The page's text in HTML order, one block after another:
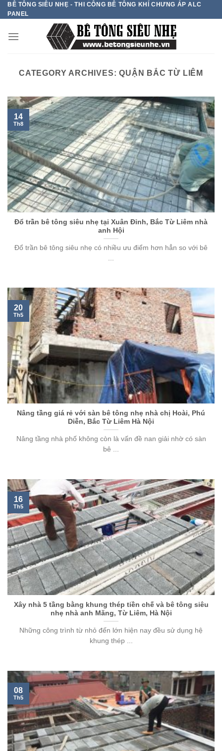
Skip
to
BÊ TÔNG SIÊU NHẸ - THI CÔNG BÊ TÔNG KHÍ CHƯNG ÁP ALC
PANEL
CATEGORY ARCHIVES:QUẬN BẮC TỪ LIÊM
Đổ trần bê tông siêu nhẹ tại Xuân Đỉnh, Bắc Từ Liêm nhà
anh Hội
Đổ trần bê tông siêu nhẹ có nhiều ưu điểm hơn hẳn so với bê
14
Th8
Nâng tầng giá rẻ với sàn bê tông nhẹ nhà chị Hoài, Phú
Diễn, Bắc Từ Liêm Hà Nội
Nâng tầng nhà phố không còn là vấn đề nan giải nhờ có sàn
bê ...
20
Th5
Xây nhà 5 tầng bằng khung thép tiền chế và bê tông siêu
nhẹ nhà anh Măng, Từ Liêm, Hà Nội
Những công trình từ nhỏ đến lớn hiện nay đều sử dụng hệ
khung thép ...
16
Th5
08
Th5